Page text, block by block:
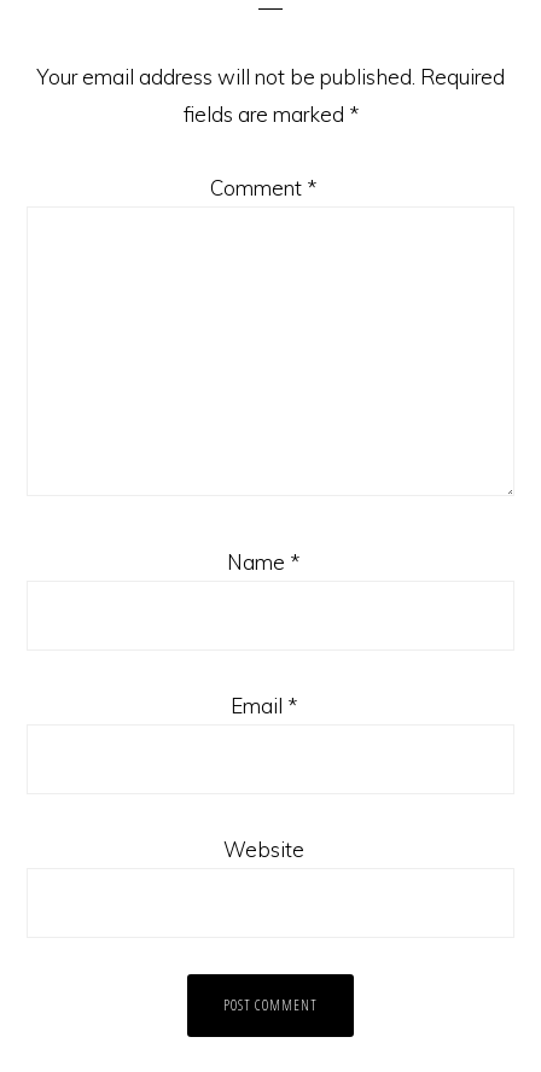
Your email address will not be published. Required
fields are marked *
Comment *
Name *
Email *
Website